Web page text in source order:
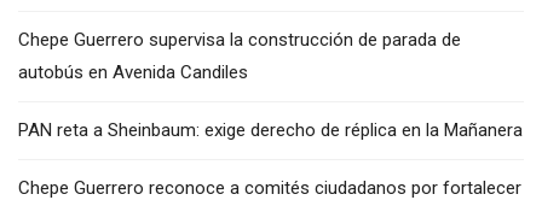
Chepe Guerrero supervisa la construcción de parada de
autobús en Avenida Candiles
PAN reta a Sheinbaum: exige derecho de réplica en la Mañanera
Chepe Guerrero reconoce a comités ciudadanos por fortalecer